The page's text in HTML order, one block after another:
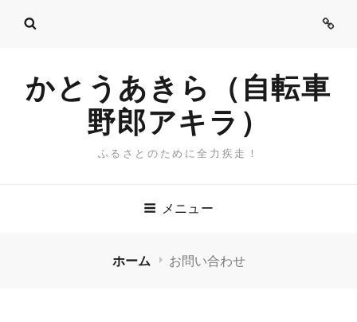
ご
かとうあきら（自転車
野郎アキラ）
ふるさとのために全力疾走！
メニュー
ホーム お問い合わせ